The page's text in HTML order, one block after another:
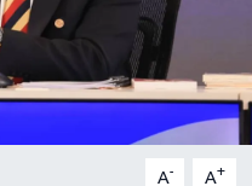
A- A+